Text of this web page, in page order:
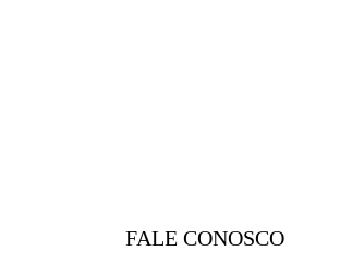
FALE CONOSCO